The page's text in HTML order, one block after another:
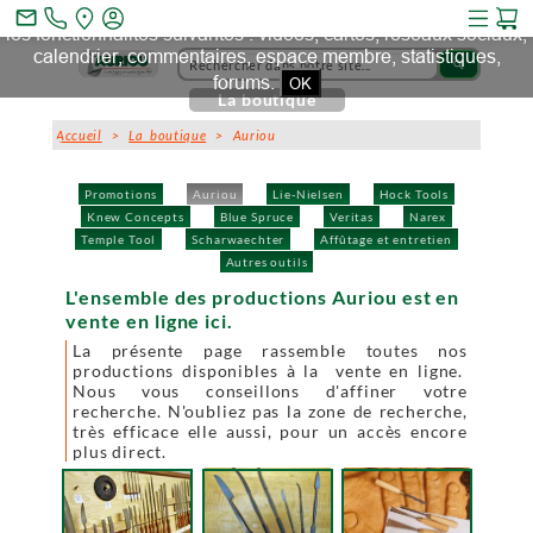
search
Promotions Auriou Lie-Nielsen
Hock Tools
Knew Concepts
Blue Spruce Veritas
Narex
Temple Tool
Scharwaechter
Affûtage et entretien
Autres outils
La boutique
Accueil >La boutique > Auriou
L'ensemble des productions Auriou est en
vente en ligne ici.
La présente page rassemble toutes nos
productions disponibles à la vente en ligne.
Nous vous conseillons d'affiner votre
recherche. N'oubliez pas la zone de recherche,
très efficace elle aussi, pour un accès encore
plus direct.
mail_outline
Ce site et des sites tiers qu'il utilise collectent des cookies pour
les fonctionnalités suivantes : vidéos, cartes, réseaux sociaux,
calendrier, commentaires, espace membre, statistiques,
forums. OK